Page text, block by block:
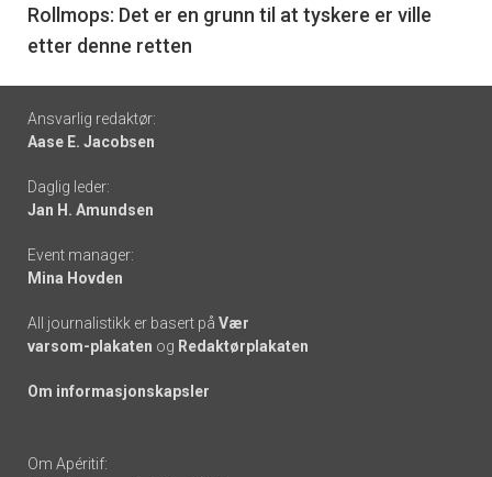
6
Rollmops: Det er en grunn til at tyskere er ville
etter denne retten
Footer
-
links
Ansvarlig redaktør:
Aase E. Jacobsen
Daglig leder:
Jan H. Amundsen
Event manager:
Mina Hovden
All journalistikk er basert på Vær
varsom-plakaten og Redaktørplakaten
Om informasjonskapsler
Om Apéritif: